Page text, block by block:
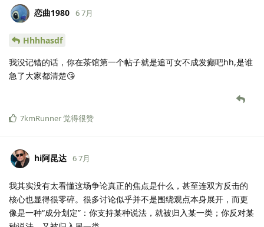
恋曲1980 6 7月
Hhhhasdf
我没记错的话，你在茶馆第一个帖子就是追可女不成发癫吧hh,是谁
急了大家都清楚😘
7kmRunner觉得很赞
hi阿昆达 6 7月
我其实没有太看懂这场争论真正的焦点是什么，甚至连双方反击的
核心也显得很零碎。很多讨论似乎并不是围绕观点本身展开，而更
像是一种“成分划定”：你支持某种说法，就被归入某一类；你反对某